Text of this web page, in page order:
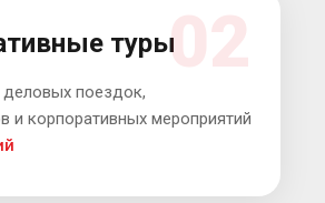
02
туры
деловых поездок,
и корпоративных мероприятий